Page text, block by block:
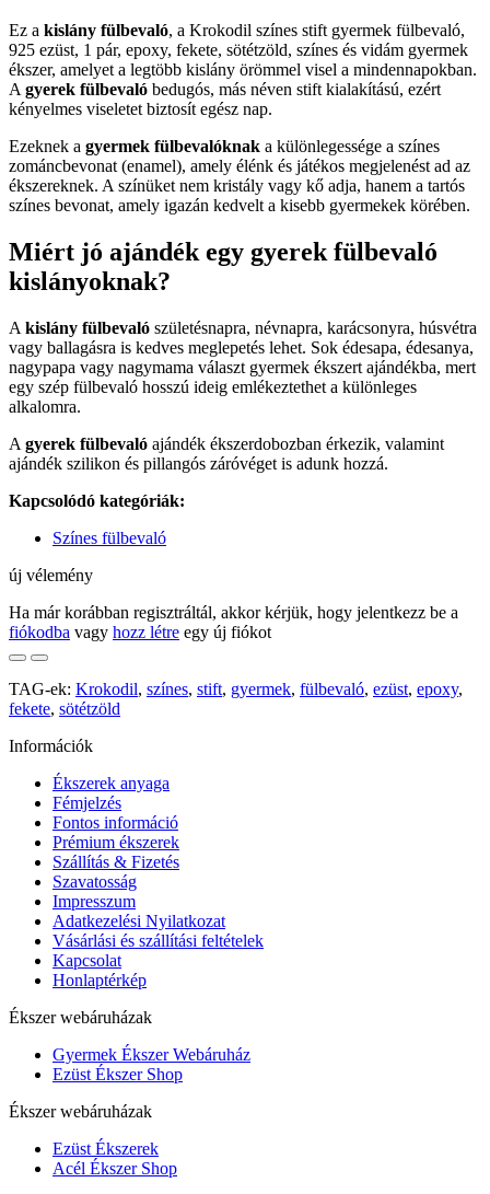
Ez a kislány fülbevaló, a Krokodil színes stift gyermek fülbevaló,
925 ezüst, 1 pár, epoxy, fekete, sötétzöld, színes és vidám gyermek
ékszer, amelyet a legtöbb kislány örömmel visel a mindennapokban.
A gyerek fülbevaló bedugós, más néven stift kialakítású, ezért
kényelmes viseletet biztosít egész nap.
Ezeknek a gyermek fülbevalóknak a különlegessége a színes
zománcbevonat (enamel), amely élénk és játékos megjelenést ad az
ékszereknek. A színüket nem kristály vagy kő adja, hanem a tartós
színes bevonat, amely igazán kedvelt a kisebb gyermekek körében.
Miért jó ajándék egy gyerek fülbevaló
kislányoknak?
A kislány fülbevaló születésnapra, névnapra, karácsonyra, húsvétra
vagy ballagásra is kedves meglepetés lehet. Sok édesapa, édesanya,
nagypapa vagy nagymama választ gyermek ékszert ajándékba, mert
egy szép fülbevaló hosszú ideig emlékeztethet a különleges
alkalomra.
A gyerek fülbevaló ajándék ékszerdobozban érkezik, valamint
ajándék szilikon és pillangós záróvéget is adunk hozzá.
Kapcsolódó kategóriák:
Színes fülbevaló
új vélemény
Ha már korábban regisztráltál, akkor kérjük, hogy jelentkezz be a
fiókodba vagy hozz létre egy új fiókot
TAG-ek: Krokodil, színes, stift, gyermek, fülbevaló, ezüst, epoxy,
fekete, sötétzöld
Információk
Ékszerek anyaga
Fémjelzés
Fontos információ
Prémium ékszerek
Szállítás & Fizetés
Szavatosság
Impresszum
Adatkezelési Nyilatkozat
Vásárlási és szállítási feltételek
Kapcsolat
Honlaptérkép
Ékszer webáruházak
Gyermek Ékszer Webáruház
Ezüst Ékszer Shop
Ékszer webáruházak
Ezüst Ékszerek
Acél Ékszer Shop